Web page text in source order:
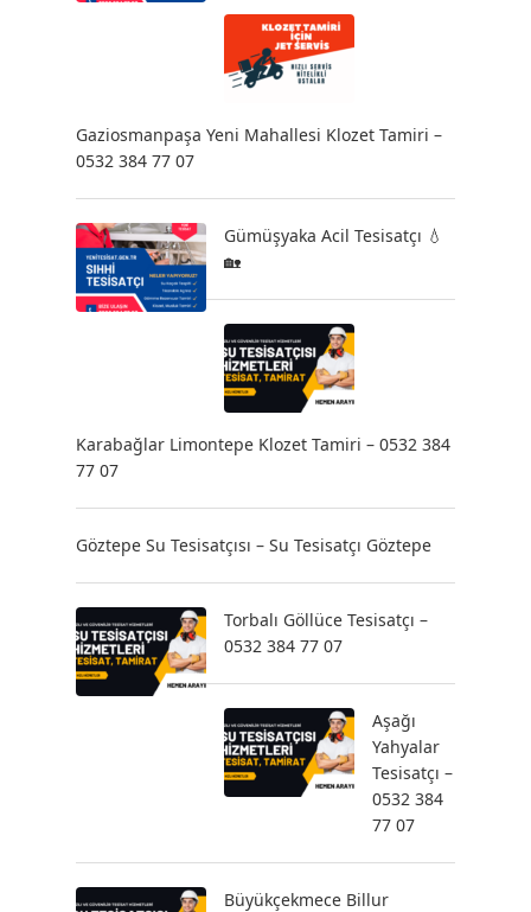
Gaziosmanpaşa Yeni Mahallesi Klozet Tamiri –
0532 384 77 07
Gümüşyaka Acil Tesisatçı 💧
🏡
Karabağlar Limontepe Klozet Tamiri – 0532 384
77 07
Göztepe Su Tesisatçısı – Su Tesisatçı Göztepe
Torbalı Göllüce Tesisatçı –
0532 384 77 07
Aşağı
Yahyalar
Tesisatçı –
0532 384
77 07
Büyükçekmece Billur